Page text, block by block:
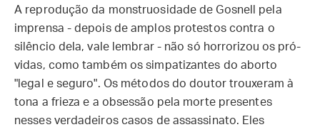
A reprodução da monstruosidade de Gosnell pela
imprensa - depois de amplos protestos contra o
silêncio dela, vale lembrar - não só horrorizou os pró-
vidas, como também os simpatizantes do aborto
"legal e seguro". Os métodos do doutor trouxeram à
tona a frieza e a obsessão pela morte presentes
nesses verdadeiros casos de assassinato. Eles